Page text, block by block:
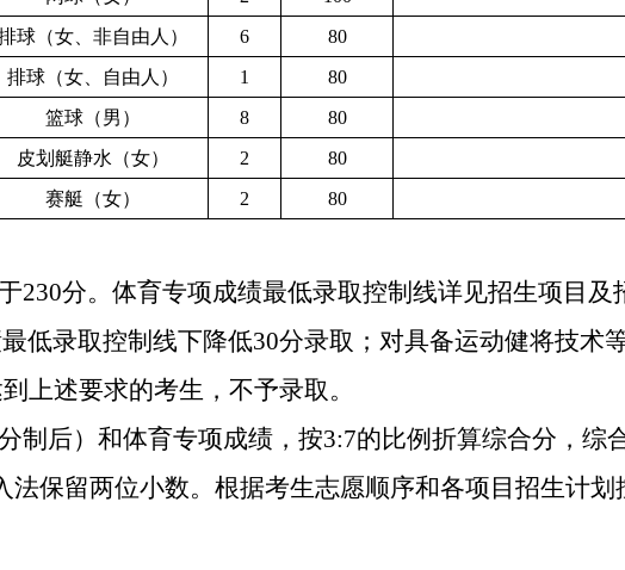
球（女、非自由人） 6
80
排球（女、自由人） 1
80
篮球（男） 8
80
皮划艇静水（女） 2
80
赛艇（女） 2 80
230分。体育专项成绩最低录取控制线详见招生项目及
低录取控制线下降低30分录取；对具备运动健将技术
上述要求的考生，不予录取。
制后）和体育专项成绩，按3:7的比例折算综合分，综
法保留两位小数。根据考生志愿顺序和各项目招生计